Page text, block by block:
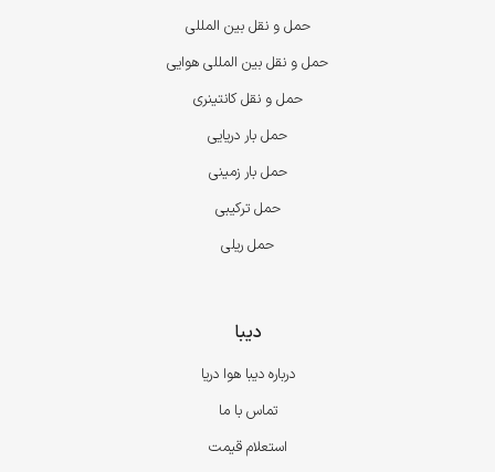
حمل و نقل بین المللی
حمل و نقل بین المللی هوایی
حمل و نقل کانتینری
حمل بار دریایی
حمل بار زمینی
حمل ترکیبی
حمل ریلی
دیبا
درباره دیبا هوا دریا
تماس با ما
استعلام قیمت